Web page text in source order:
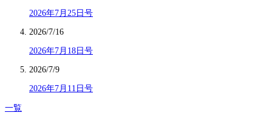
2026年7月25日号
2026/7/16
2026年7月18日号
2026/7/9
2026年7月11日号
一覧